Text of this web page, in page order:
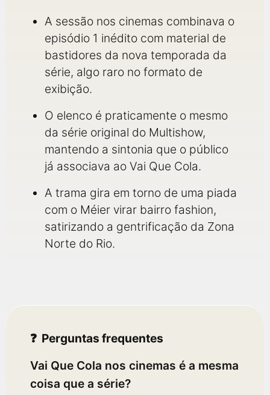
A sessão nos cinemas combinava o
episódio 1 inédito com material de
bastidores da nova temporada da
série, algo raro no formato de
exibição.
O elenco é praticamente o mesmo
da série original do Multishow,
mantendo a sintonia que o público
já associava ao Vai Que Cola.
A trama gira em torno de uma piada
com o Méier virar bairro fashion,
satirizando a gentrificação da Zona
Norte do Rio.
Perguntas frequentes
Vai Que Cola nos cinemas é a mesma
coisa que a série?